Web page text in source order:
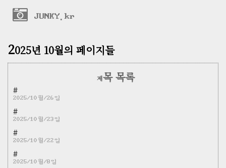
JUNKY.kr
2025년 10월의 페이지들
제목 목록
#
2025/10월/26일
#
2025/10월/23일
#
2025/10월/22일
#
2025/10월/8일